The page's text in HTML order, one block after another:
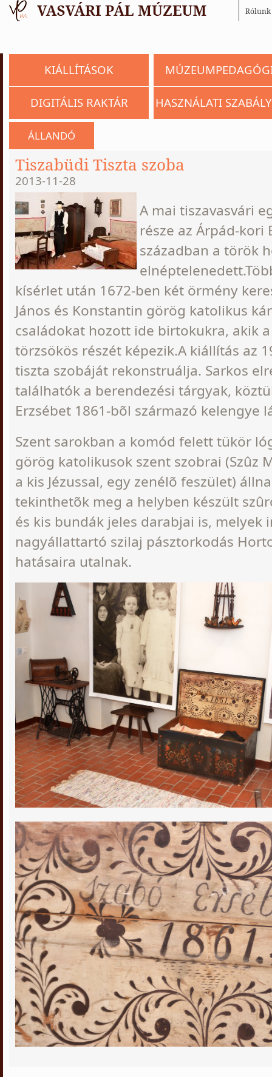
Rólunk
KIÁLLÍTÁSOK
DIGITÁLIS RAKTÁR HASZNÁLATI
ÁLLANDÓ
Tiszabüdi Tiszta szoba
2013-11-28
A mai tiszavasvári
része az Árpád-kori
században a török
kísérlet után 1672-ben két örmény
János és Konstantin görög katolikus
családokat hozott ide birtokukra, akik
törzsökös részét képezik.A kiállítás az
tiszta szobáját rekonstruálja. Sarkos
találhatók a berendezési tárgyak,
Erzsébet 1861-bõl származó kelengye
Szent sarokban a komód felett tükör
görög katolikusok szent szobrai (Szûz
a kis Jézussal, egy zenélõ feszület)
tekinthetõk meg a helyben készült
és kis bundák jeles darabjai is, melyek
nagyállattartó szilaj pásztorkodás
hatásaira utalnak.